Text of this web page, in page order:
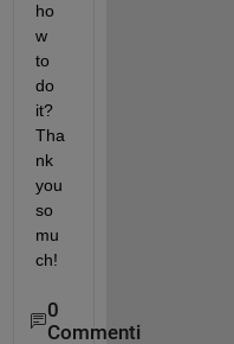
ho
w
to
do
it?
Tha
nk
you
so
mu
ch!
0
Commenti